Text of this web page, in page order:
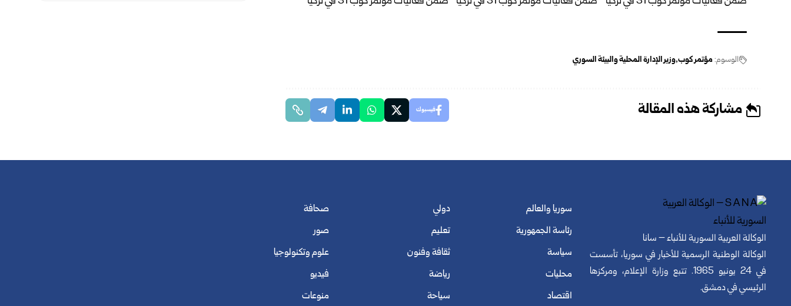
الوسوم: مؤتمر كوب وزير الإدارة المحلية والبيئة السوري
مشاركة هذه المقالة فيسبوك
الوكالة العربية السورية للأنباء – سانا
الوكالة الوطنية الرسمية للأخبار في سوريا، تأسست
في 24 يونيو 1965. تتبع وزارة الإعلام، ومركزها
الرئيسي في دمشق.
سوريا والعالم
رئاسة الجمهورية
سياسة
محليات
اقتصاد
دولي
تعليم
ثقافة وفنون
رياضة
سياحة
صحافة
صور
علوم وتكنولوجيا
فيديو
منوعات